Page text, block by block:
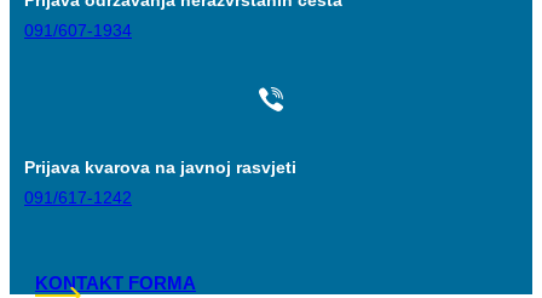
091/607-1934
Prijava kvarova na javnoj rasvjeti
091/617-1242
KONTAKT FORMA